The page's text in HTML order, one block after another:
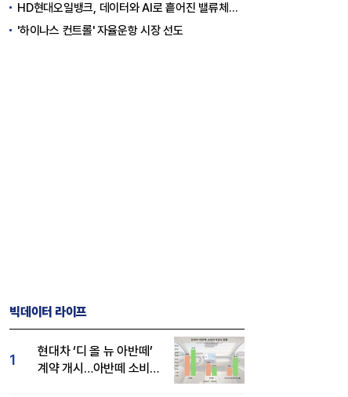
HD현대오일뱅크, 데이터와 AI로 흩어진 밸류체인 연결
'하이나스 컨트롤' 자율운항 시장 선도
빅데이터 라이프
1
현대차 ‘디 올 뉴 아반떼’
계약 개시…아반떼 소비자